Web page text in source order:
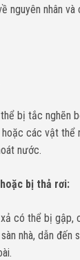
nguyên nhân
bị tắc nghẽn
các vật thể
nước.
bị thả rơi:
có thể bị gập,
nhà, dẫn đến